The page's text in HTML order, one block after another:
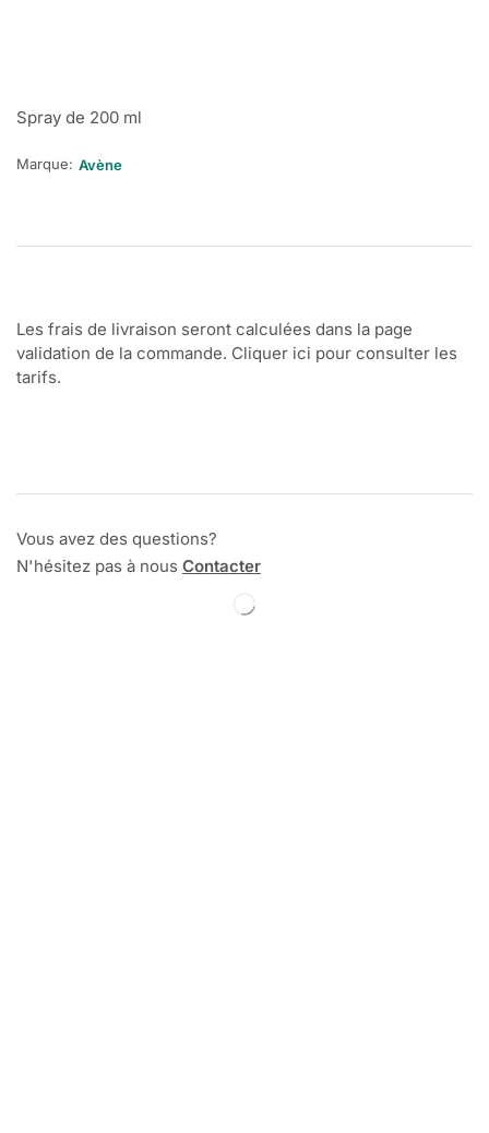
Spray de 200 ml
Marque: Avène
Les frais de livraison seront calculées dans la page
validation de la commande. Cliquer ici pour consulter les
tarifs.
Vous avez des questions?
N'hésitez pas à nous Contacter